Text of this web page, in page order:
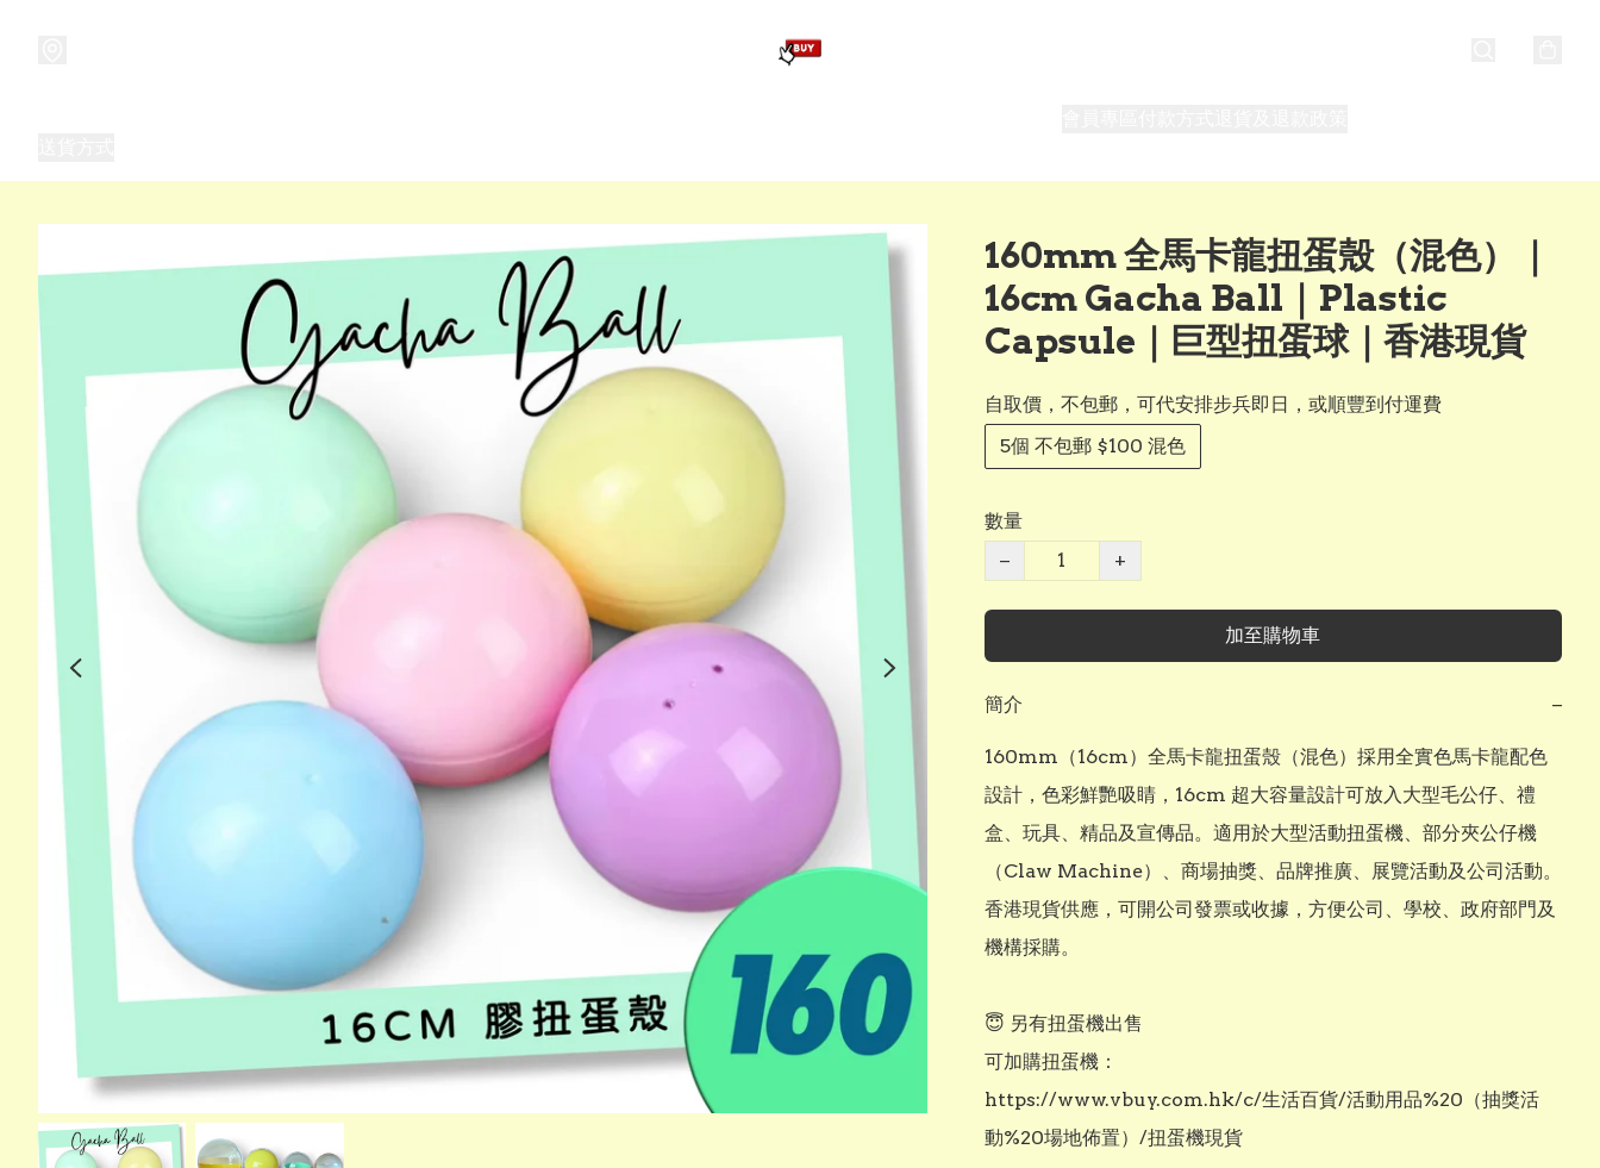
160mm 全馬卡龍扭蛋殼（混色）｜
16cm Gacha Ball｜Plastic
Capsule｜巨型扭蛋球｜香港現貨
自取價，不包郵，可代安排步兵即日，或順豐到付運費
5個 不包郵 $100 混色
數量
−
+
加至購物車
簡介 −
160mm（16cm）全馬卡龍扭蛋殼（混色）採用全實色馬卡龍配色
設計，色彩鮮艷吸睛，16cm 超大容量設計可放入大型毛公仔、禮
盒、玩具、精品及宣傳品。適用於大型活動扭蛋機、部分夾公仔機
（Claw Machine）、商場抽獎、品牌推廣、展覽活動及公司活動。
香港現貨供應，可開公司發票或收據，方便公司、學校、政府部門及
機構採購。
😇 另有扭蛋機出售
可加購扭蛋機：
https://www.vbuy.com.hk/c/生活百貨/活動用品%20（抽獎活
動%20場地佈置）/扭蛋機現貨